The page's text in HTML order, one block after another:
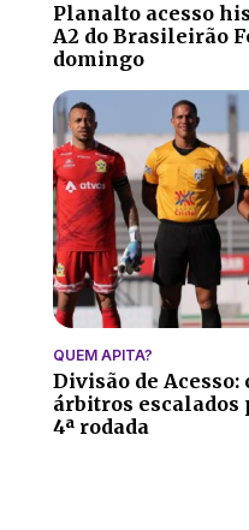
Planalto acesso
A2 do Brasileirão
domingo
QUEM APITA?
Divisão de Acesso:
árbitros escalados
4ª rodada